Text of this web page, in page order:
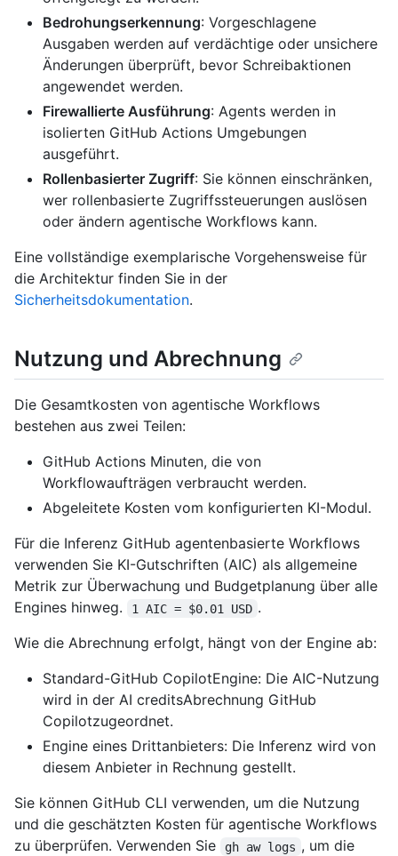
Bedrohungserkennung: Vorgeschlagene
Ausgaben werden auf verdächtige oder unsichere
Änderungen überprüft, bevor Schreibaktionen
angewendet werden.
Firewallierte Ausführung: Agents werden in
isolierten GitHub Actions Umgebungen
ausgeführt.
Rollenbasierter Zugriff: Sie können einschränken,
wer rollenbasierte Zugriffssteuerungen auslösen
oder ändern agentische Workflows kann.
Eine vollständige exemplarische Vorgehensweise für
die Architektur finden Sie in der
Sicherheitsdokumentation.
Nutzung und Abrechnung
Die Gesamtkosten von agentische Workflows
bestehen aus zwei Teilen:
GitHub Actions Minuten, die von
Workflowaufträgen verbraucht werden.
Abgeleitete Kosten vom konfigurierten KI-Modul.
Für die Inferenz GitHub agentenbasierte Workflows
verwenden Sie KI-Gutschriften (AIC) als allgemeine
Metrik zur Überwachung und Budgetplanung über alle
Engines hinweg.
1 AIC = $0.01 USD .
Wie die Abrechnung erfolgt, hängt von der Engine ab:
Standard-GitHub CopilotEngine: Die AIC-Nutzung
wird in der AI creditsAbrechnung GitHub
Copilotzugeordnet.
Engine eines Drittanbieters: Die Inferenz wird von
diesem Anbieter in Rechnung gestellt.
Sie können GitHub CLI verwenden, um die Nutzung
und die geschätzten Kosten für agentische Workflows
zu überprüfen. Verwenden Sie
gh aw logs , um die